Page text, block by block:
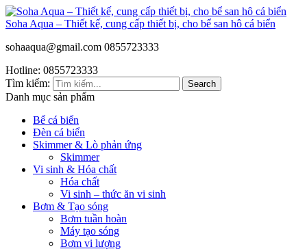
Soha Aqua – Thiết kế, cung cấp thiết bị, cho bể san hô cá biển
sohaaqua@gmail.com 0855723333
Hotline: 0855723333
Tìm kiếm:
Search
Danh mục sản phẩm
Bể cá biển
Đèn cá biển
Skimmer & Lò phản ứng
Skimmer
Vi sinh & Hóa chất
Hóa chất
Vi sinh – thức ăn vi sinh
Bơm & Tạo sóng
Bơm tuần hoàn
Máy tạo sóng
Bơm vi lượng